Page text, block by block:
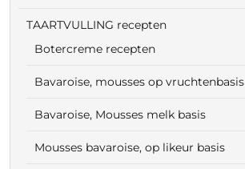
TAARTVULLING recepten
Botercreme recepten
Bavaroise, mousses op vruchtenbasis
Bavaroise, Mousses melk basis
Mousses bavaroise, op likeur basis